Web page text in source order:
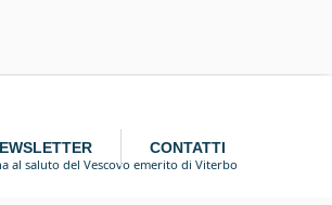
CONTATTI
al saluto del Vescovo emerito di Viterbo